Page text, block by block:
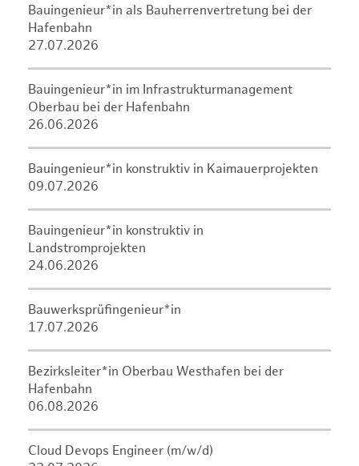
Bauingenieur*in als Bauherrenvertretung bei der
Hafenbahn
27.07.2026
Bauingenieur*in im Infrastrukturmanagement
Oberbau bei der Hafenbahn
26.06.2026
Bauingenieur*in konstruktiv in Kaimauerprojekten
09.07.2026
Bauingenieur*in konstruktiv in
Landstromprojekten
24.06.2026
Bauwerksprüfingenieur*in
17.07.2026
Bezirksleiter*in Oberbau Westhafen bei der
Hafenbahn
06.08.2026
Cloud Devops Engineer (m/w/d)